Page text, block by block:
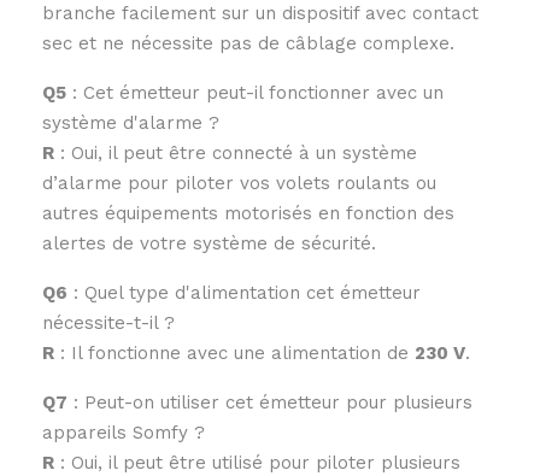
branche facilement sur un dispositif avec contact
sec et ne nécessite pas de câblage complexe.
Q5 : Cet émetteur peut-il fonctionner avec un
système d'alarme ?
R : Oui, il peut être connecté à un système
d’alarme pour piloter vos volets roulants ou
autres équipements motorisés en fonction des
alertes de votre système de sécurité.
Q6 : Quel type d'alimentation cet émetteur
nécessite-t-il ?
R : Il fonctionne avec une alimentation de 230 V.
Q7 : Peut-on utiliser cet émetteur pour plusieurs
appareils Somfy ?
R : Oui, il peut être utilisé pour piloter plusieurs